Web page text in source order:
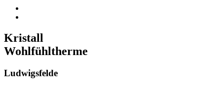
Kristall
Wohlfühltherme
Ludwigsfelde